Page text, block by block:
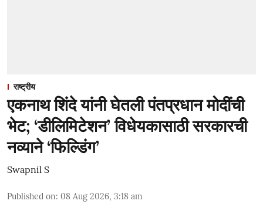
राष्ट्रीय
एकनाथ शिंदे यांनी घेतली पंतप्रधान मोदींची
भेट; ‘डीलिमिटेशन’ विधेयकासाठी सरकारची
नव्याने ‘फिल्डिंग’
Swapnil S
Published on: 08 Aug 2026, 3:18 am